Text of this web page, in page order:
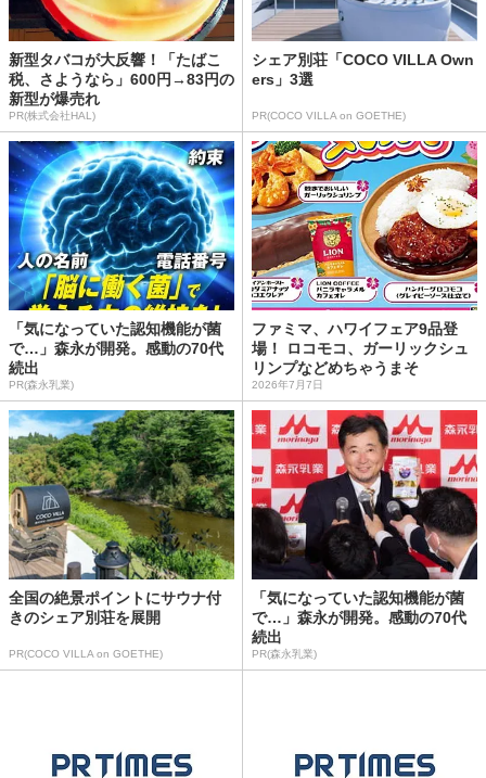
新型タバコが大反響！「たばこ
税、さようなら」600円→83円の
新型が爆売れ
PR(株式会社HAL)
シェア別荘「COCO VILLA Own
ers」3選
PR(COCO VILLA on GOETHE)
「気になっていた認知機能が菌
で…」森永が開発。感動の70代
続出
PR(森永乳業)
ファミマ、ハワイフェア9品登
場！ ロコモコ、ガーリックシュ
リンプなどめちゃうまそ
2026年7月7日
全国の絶景ポイントにサウナ付
きのシェア別荘を展開
PR(COCO VILLA on GOETHE)
「気になっていた認知機能が菌
で…」森永が開発。感動の70代
続出
PR(森永乳業)